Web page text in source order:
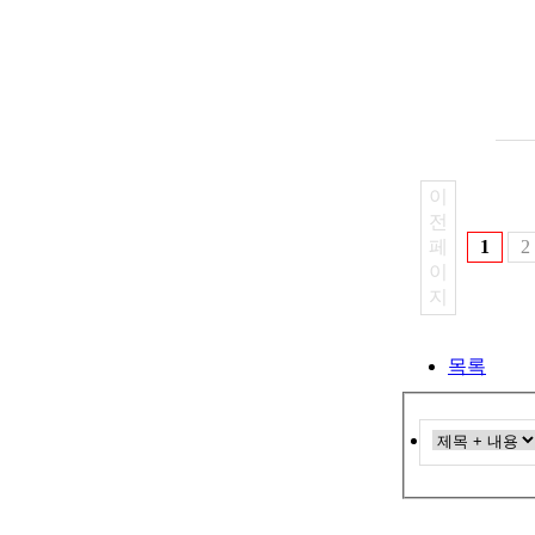
이
전
페
이
지
1 2
목록